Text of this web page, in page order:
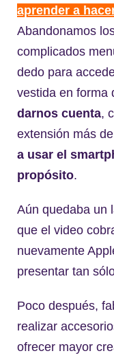
aprender a
Abandonamos
complicados
dedo para
vestida en forma
darnos cuenta,
extensión más
a usar el
propósito.
Aún quedaba un
que el video
nuevamente
presentar tan
Poco después,
realizar
ofrecer mayor